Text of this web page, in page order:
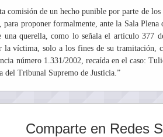
comisión de un hecho punible por parte de
para proponer formalmente, ante la Sala
querella, como lo señala el artículo 377
la víctima, solo a los fines de su tramitación,
número 1.331/2002, recaída en el caso:
del Tribunal Supremo de Justicia.”
Comparte en Redes